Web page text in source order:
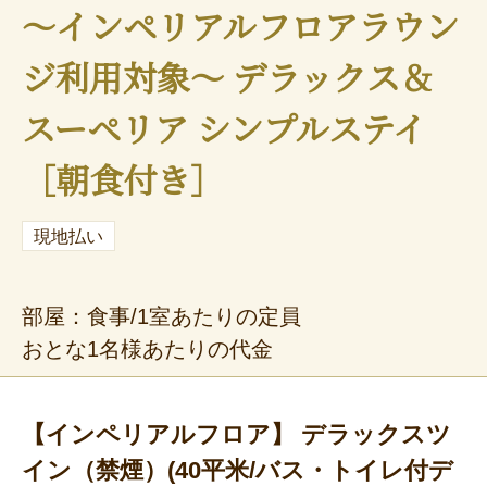
～インペリアルフロアラウン
ジ利用対象～ デラックス＆
スーペリア シンプルステイ
［朝食付き］
現地払い
部屋：食事/1室あたりの定員
おとな1名様あたりの代金
【インペリアルフロア】 デラックスツ
イン（禁煙）(40平米/バス・トイレ付デ